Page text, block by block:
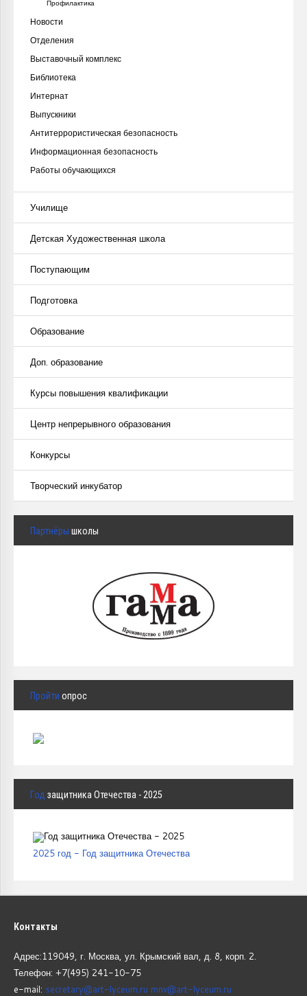
Профилактика
Новости
Отделения
Выставочный комплекс
Библиотека
Интернат
Выпускники
Антитеррористическая безопасность
Информационная безопасность
Работы обучающихся
Училище
Детская Художественная школа
Поступающим
Подготовка
Образование
Доп. образование
Курсы повышения квалификации
Центр непрерывного образования
Конкурсы
Творческий инкубатор
Партнёры школы
Пройти опрос
Год защитника Отечества - 2025
2025 год - Год защитника Отечества
Контакты
Адрес:119049, г. Москва, ул. Крымский вал, д. 8, корп. 2.
Телефон: +7(495) 241-10-75
e-mail: secretary@art-lyceum.ru mnv@art-lyceum.ru